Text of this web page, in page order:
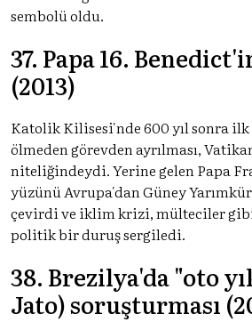
sembolü oldu.
37. Papa 16.
(2013)
Katolik Kilisesi'nde 600 yıl sonra ilk
ölmeden görevden ayrılması,
niteliğindeydi. Yerine gelen Papa
yüzünü Avrupa'dan Güney
çevirdi ve iklim krizi, mülteciler
politik bir duruş sergiledi.
38. Brezilya'da "oto
Jato) soruşturması